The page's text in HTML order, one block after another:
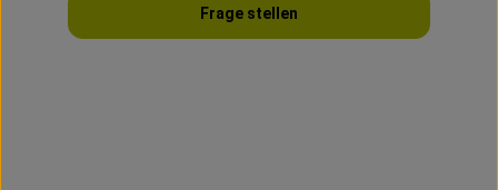
Frage stellen